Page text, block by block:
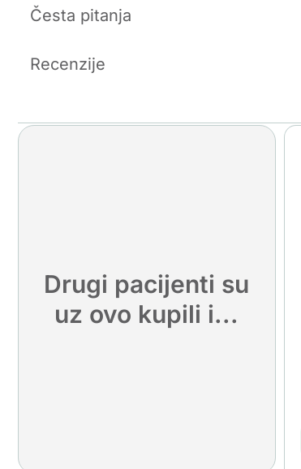
Česta pitanja
Recenzije
Drugi pacijenti su
uz ovo kupili i...